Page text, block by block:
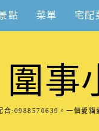
點 菜單 宅配
圍事
合:0988570639。一個愛貓